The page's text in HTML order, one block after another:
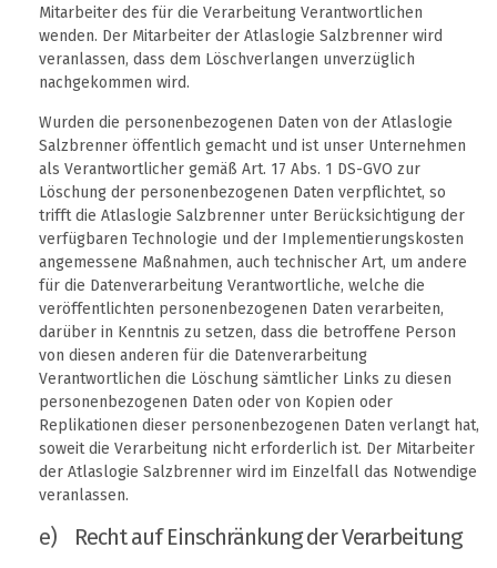
Mitarbeiter des für die Verarbeitung Verantwortlichen
wenden. Der Mitarbeiter der Atlaslogie Salzbrenner wird
veranlassen, dass dem Löschverlangen unverzüglich
nachgekommen wird.
Wurden die personenbezogenen Daten von der Atlaslogie
Salzbrenner öffentlich gemacht und ist unser Unternehmen
als Verantwortlicher gemäß Art. 17 Abs. 1 DS-GVO zur
Löschung der personenbezogenen Daten verpflichtet, so
trifft die Atlaslogie Salzbrenner unter Berücksichtigung der
verfügbaren Technologie und der Implementierungskosten
angemessene Maßnahmen, auch technischer Art, um andere
für die Datenverarbeitung Verantwortliche, welche die
veröffentlichten personenbezogenen Daten verarbeiten,
darüber in Kenntnis zu setzen, dass die betroffene Person
von diesen anderen für die Datenverarbeitung
Verantwortlichen die Löschung sämtlicher Links zu diesen
personenbezogenen Daten oder von Kopien oder
Replikationen dieser personenbezogenen Daten verlangt hat,
soweit die Verarbeitung nicht erforderlich ist. Der Mitarbeiter
der Atlaslogie Salzbrenner wird im Einzelfall das Notwendige
veranlassen.
e) Recht auf Einschränkung der Verarbeitung